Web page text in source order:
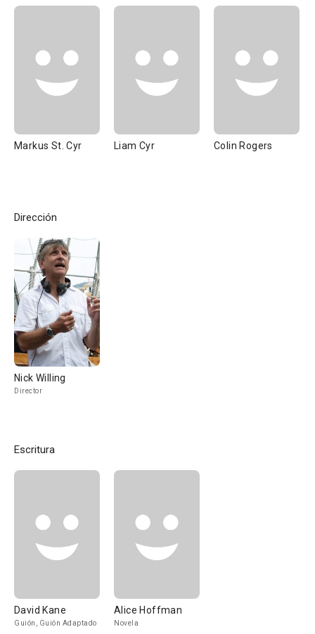
Markus St. Cyr Liam Cyr Colin Rogers
Dirección
Nick Willing
Director
Escritura
David Kane
Guión, Guión Adaptado
Alice Hoffman
Novela